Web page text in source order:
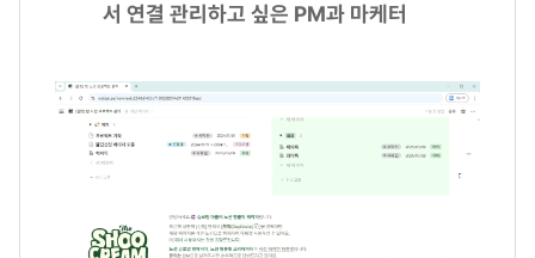
서 연결 관리하고 싶은 PM과 마케터